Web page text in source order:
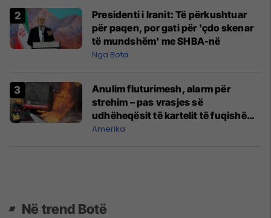
Presidenti i Iranit: Të përkushtuar
për paqen, por gati për 'çdo skenar
të mundshëm' me SHBA-në
Nga Bota
Anulim fluturimesh, alarm për
strehim – pas vrasjes së
udhëheqësit të kartelit të fuqishëm
të trafikut të drogës në Meksikë
Amerika
Në trend Botë